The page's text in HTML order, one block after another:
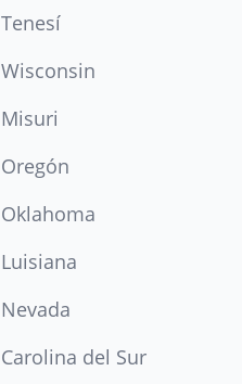
Tenesí
Wisconsin
Misuri
Oregón
Oklahoma
Luisiana
Nevada
Carolina del Sur